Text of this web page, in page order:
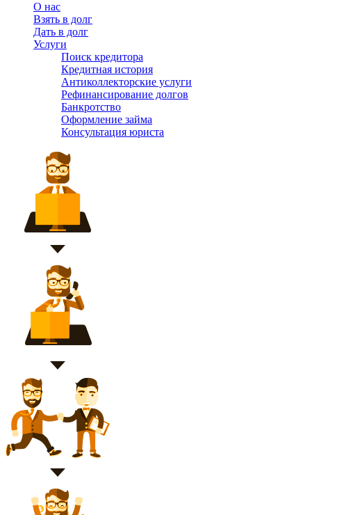
О нас
Взять в долг
Дать в долг
Услуги
Поиск кредитора
Кредитная история
Антиколлекторские услуги
Рефинансирование долгов
Банкротство
Оформление займа
Консультация юриста